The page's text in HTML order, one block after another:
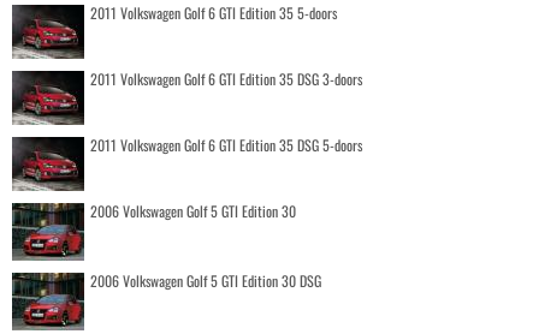
2011 Volkswagen Golf 6 GTI Edition 35 5-doors
2011 Volkswagen Golf 6 GTI Edition 35 DSG 3-doors
2011 Volkswagen Golf 6 GTI Edition 35 DSG 5-doors
2006 Volkswagen Golf 5 GTI Edition 30
2006 Volkswagen Golf 5 GTI Edition 30 DSG